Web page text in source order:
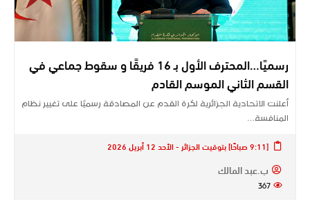
رسميًا…المحترف الأول بـ 16 فريقًا و سقوط جماعي في
القسم الثاني الموسم القادم
أعلنت الاتحادية الجزائرية لكرة القدم عن المصادقة رسميًا على تغيير نظام
المنافسة…
[9:11 صباحًا] بتوقيت الجزائر - الأحد 12 أبريل 2026
ب.عبد المالك
367